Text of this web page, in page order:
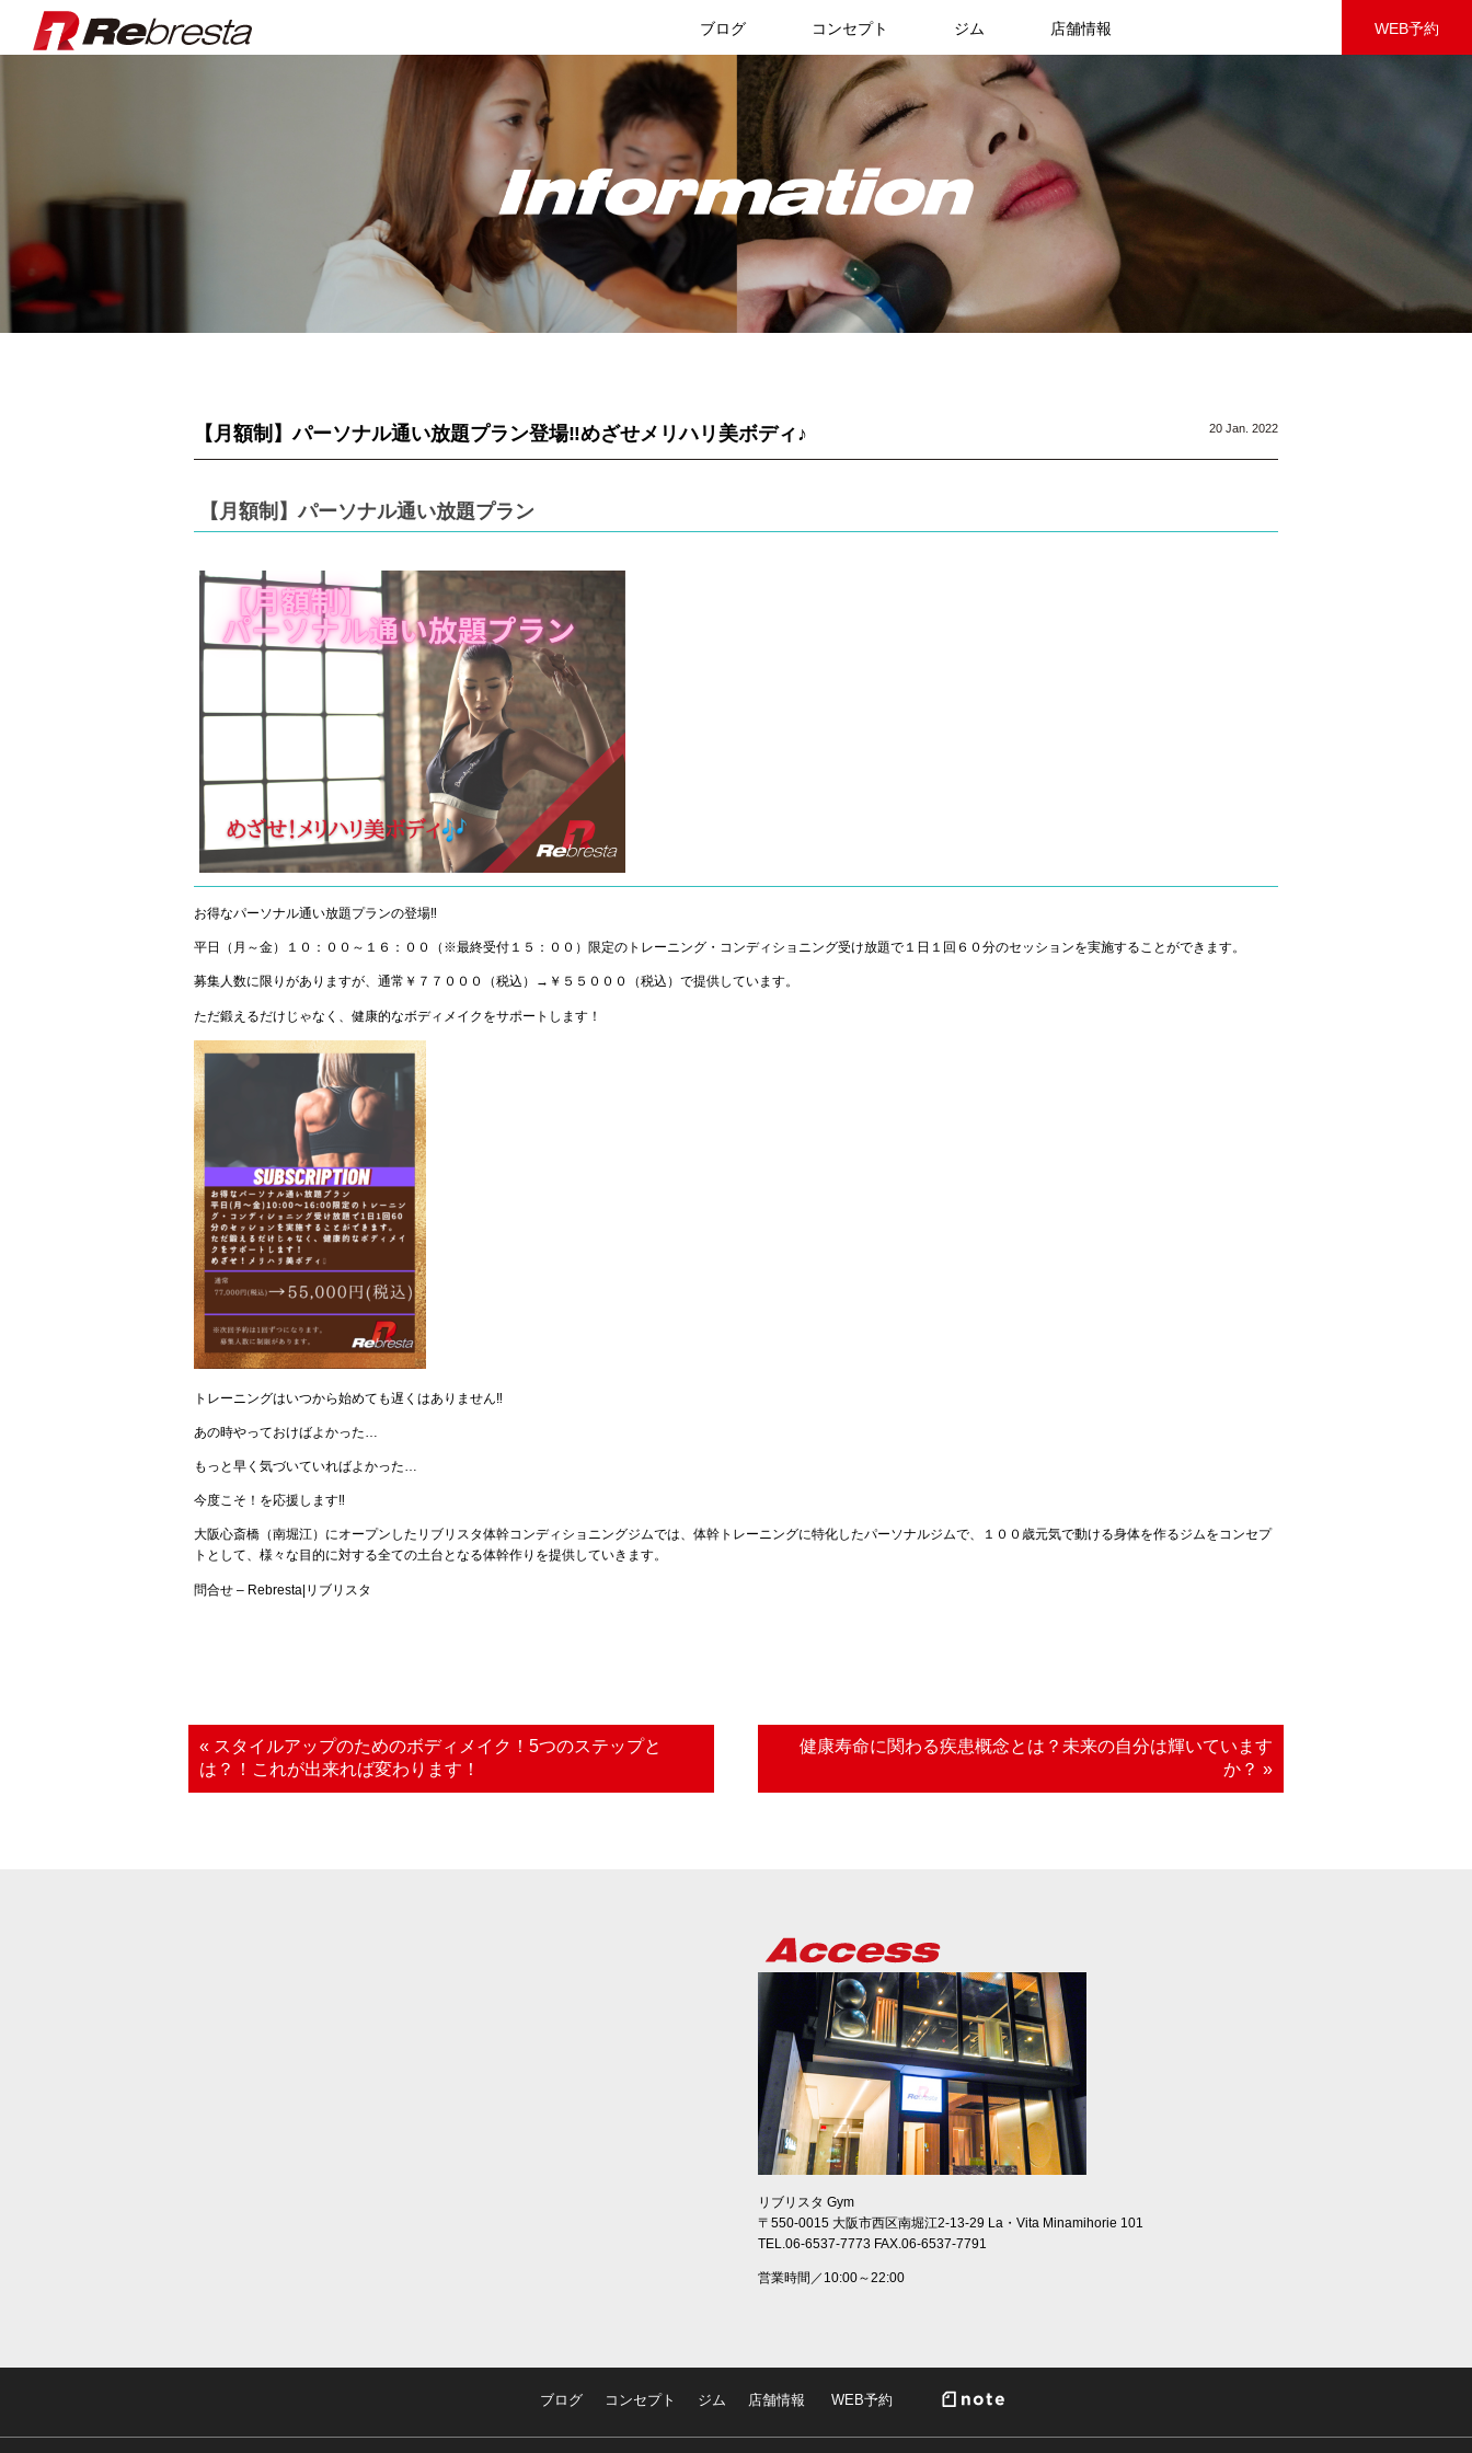
ブログ
ジムのブログ
お知らせ
コンセプト ジム 店舗情報 WEB予約
【月額制】パーソナル通い放題プラン登場‼めざせメリハリ美ボディ♪ 20 Jan. 2022
【月額制】パーソナル通い放題プラン
お得なパーソナル通い放題プランの登場‼
平日（月～金）１０：００～１６：００（※最終受付１５：００）限定のトレーニング・コンディショニング受け放題で１日１回６０分のセッションを実施することができます。
募集人数に限りがありますが、通常￥７７０００（税込）→￥５５０００（税込）で提供しています。
ただ鍛えるだけじゃなく、健康的なボディメイクをサポートします！
トレーニングはいつから始めても遅くはありません‼
あの時やっておけばよかった…
もっと早く気づいていればよかった…
今度こそ！を応援します‼
大阪心斎橋（南堀江）にオープンしたリブリスタ体幹コンディショニングジムでは、体幹トレーニングに特化したパーソナルジムで、１００歳元気で動ける身体を作るジムをコンセプ
トとして、様々な目的に対する全ての土台となる体幹作りを提供していきます。
問合せ – Rebresta|リブリスタ
« スタイルアップのためのボディメイク！5つのステップと
は？！これが出来れば変わります！
健康寿命に関わる疾患概念とは？未来の自分は輝いています
か？ »
リブリスタ Gym
〒550-0015 大阪市西区南堀江2-13-29 La・Vita Minamihorie 101
TEL.06-6537-7773 FAX.06-6537-7791
営業時間／10:00～22:00
ブログ コンセプト ジム 店舗情報 WEB予約